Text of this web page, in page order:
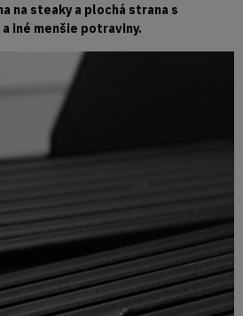
na steaky a plochá strana s
iné menšie potraviny.